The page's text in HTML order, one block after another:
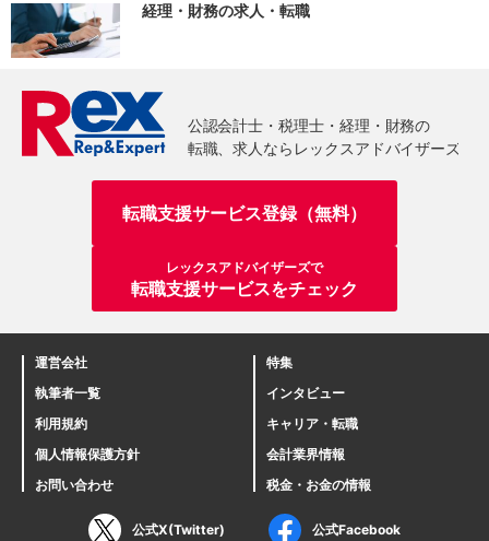
経理・財務の求人・転職
転職支援サービス登録（無料）
レックスアドバイザーズで
転職支援サービスをチェック
運営会社
執筆者一覧
利用規約
個人情報保護方針
お問い合わせ
特集
インタビュー
キャリア・転職
会計業界情報
税金・お金の情報
公式X(Twitter) 公式Facebook